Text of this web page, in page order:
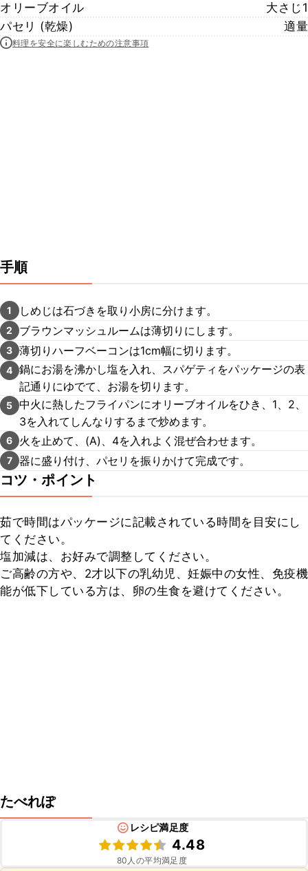
オリーブオイル
大さじ1
パセリ (乾燥)
適量
料理を安全に楽しむための注意事項
手順
1 しめじは石づきを取り小房に分けます。
2 ブラウンマッシュルームは薄切りにします。
3 薄切りハーフベーコンは1cm幅に切ります。
4 鍋にお湯を沸かし塩を入れ、スパゲティをパッケージの表
記通りにゆでて、お湯を切ります。
5 中火に熱したフライパンにオリーブオイルをひき、1、2、
3を入れてしんなりするまで炒めます。
6 火を止めて、(A)、4を入れよく混ぜ合わせます。
7 器に盛り付け、パセリを振りかけて完成です。
コツ・ポイント
茹で時間はパッケージに記載されている時間を目安にし
てください。
塩加減は、お好みで調整してください。
ご高齢の方や、2才以下の乳幼児、妊娠中の女性、免疫機
能が低下している方は、卵の生食を避けてください。
たべれぽ
レシピ満足度
4.48
80 人の平均満足度